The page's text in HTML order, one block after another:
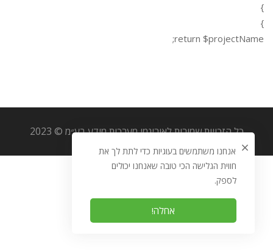
}
}
return $projectName;
כל הזכויות שמורות לאוריגמי מערכות מידע בע״מ © 2023
אנחנו משתמשים בעוגיות כדי לתת לך את
חווית הגלישה הכי טובה שאנחנו יכולים
לספק.
אחלה!